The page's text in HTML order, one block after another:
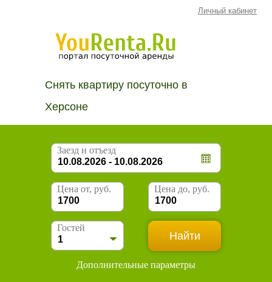
Личный кабинет
Снять квартиру посуточно в
Херсоне
Заезд и отъезд
Цена от, руб. Цена до, руб.
Гостей
Дополнительные параметры